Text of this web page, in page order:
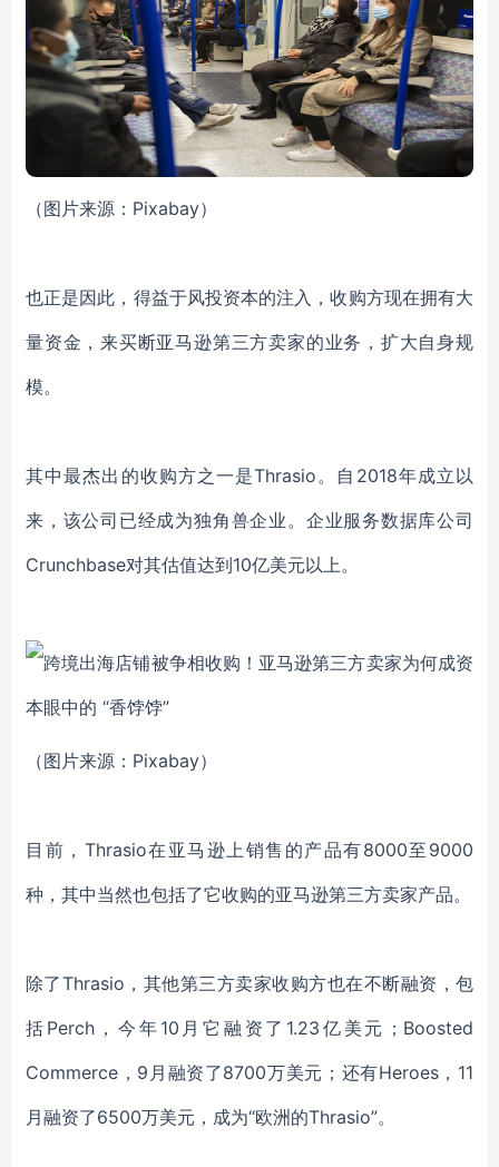
（图片来源：Pixabay）
也正是因此，得益于风投资本的注入，收购方现在拥有大
量资金，来买断亚马逊第三方卖家的业务，扩大自身规
模。
其中最杰出的收购方之一是Thrasio。自2018年成立以
来，该公司已经成为独角兽企业。企业服务数据库公司
Crunchbase对其估值达到10亿美元以上。
（图片来源：Pixabay）
目前，Thrasio在亚马逊上销售的产品有8000至9000
种，其中当然也包括了它收购的亚马逊第三方卖家产品。
除了Thrasio，其他第三方卖家收购方也在不断融资，包
括Perch，今年10月它融资了1.23亿美元；Boosted
Commerce，9月融资了8700万美元；还有Heroes，11
月融资了6500万美元，成为“欧洲的Thrasio”。